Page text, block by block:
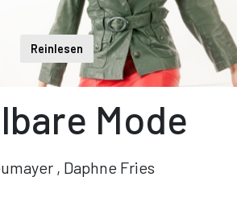
Reinlesen
Mode
, Daphne Fries